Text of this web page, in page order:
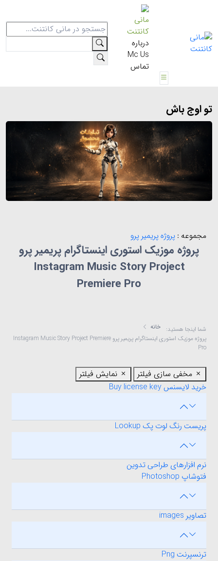
مانی
کانتنت
درباره
Mc Us
تماس
تو اوج باش
مجموعه : پروژه پریمیر پرو
پروژه موزیک استوری اینستاگرام پریمیر پرو
Instagram Music Story Project
Premiere Pro
شما اینجا هستید:
خانه
پروژه موزیک استوری اینستاگرام پریمیر پرو Instagram Music Story Project Premiere
Pro
مخفی سازی فیلتر
نمایش فیلتر
خرید لایسنس Buy license key
پریست رنگ لوت پک Lookup
نرم افزارهای طراحی تدوین
فتوشاپ Photoshop
تصاویر images
ترنسپرنت Png